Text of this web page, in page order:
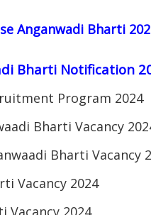
Anganwadi Bharti
Bharti Notification
Program 2024
Bharti Vacancy
Bharti Vacancy
Vacancy 2024
Vacancy 2024